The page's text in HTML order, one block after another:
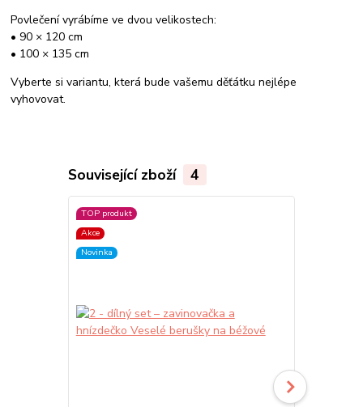
Povlečení vyrábíme ve dvou velikostech:
• 90 × 120 cm
• 100 × 135 cm
Vyberte si variantu, která bude vašemu děťátku nejlépe
vyhovovat.
Související zboží 4
TOP produkt
Akce
Novinka